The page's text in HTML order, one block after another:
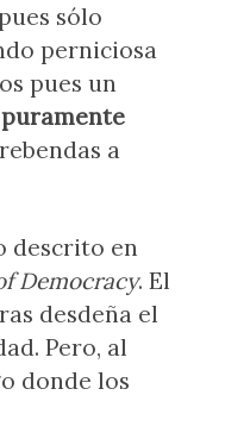
sólo
perniciosa
pues un
a
descrito en
Democracy. El
desdeña el
Pero, al
donde los